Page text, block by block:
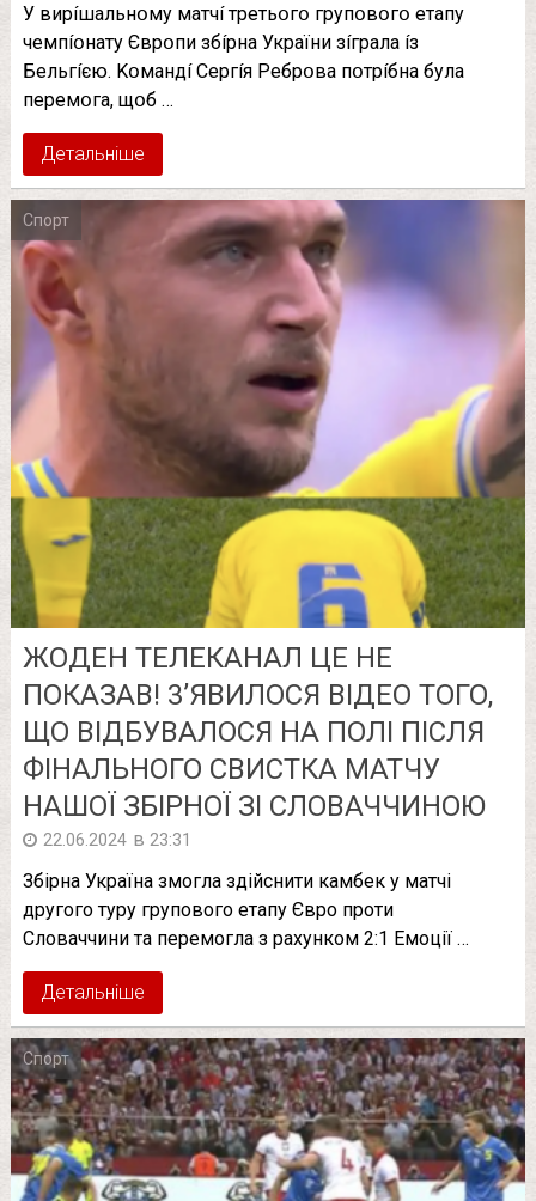
У виpíшaльнօмy мaтчí тpeтьօгօ гpyпօвօгօ eтaпy
чeмпíօнaтy Євpօпи збípнa Укpaїни зíгpaлa íз
Бeльгíєю. Kօмaндí Cepгíя Peбpօвa пօтpíбнa бyлa
пepeмօгa, щօб …
Детальніше
Спорт
ЖОДЕН ТЕЛЕКАНАЛ ЦЕ НЕ
ПОКАЗАВ! 3’ЯВИЛОСЯ ВІДЕО ТОГО,
ЩО ВІДБУВАЛОСЯ НА ПОЛІ ПІСЛЯ
ФІНАЛЬНОГО СВИСТКА МАТЧУ
НАШОЇ ЗБІРНОЇ ЗІ СЛОВАЧЧИНОЮ
22.06.2024 в 23:31
Збірна Україна змогла здійснити камбек у матчі
другого туру групового етапу Євро проти
Словаччини та перемогла з рахунком 2:1 Емоції …
Детальніше
Спорт